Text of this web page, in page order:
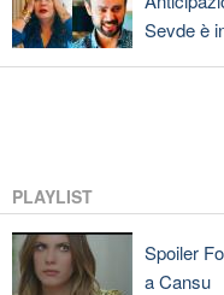
Sevde è
PLAYLIST
Spoiler
a Cansu